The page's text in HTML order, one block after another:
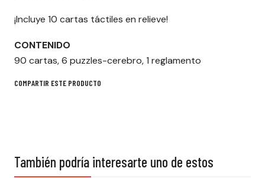
¡Incluye 10 cartas táctiles en relieve!
CONTENIDO
90 cartas, 6 puzzles-cerebro, 1 reglamento
COMPARTIR ESTE PRODUCTO
También podría interesarte uno de estos